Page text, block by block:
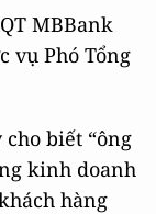
MBBank
vụ Phó Tổng
biết “ông
kinh doanh
hàng